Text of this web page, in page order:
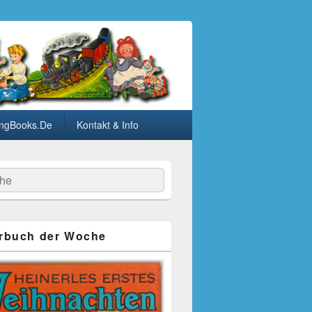
Kontakt & Info
der Woche